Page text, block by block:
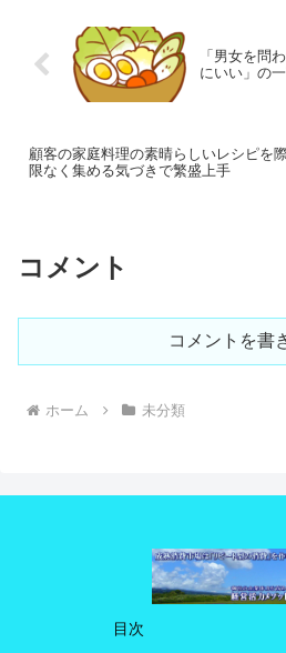
「男女を問
にいい」の
顧客の家庭料理の素晴らしいレシピを
限なく集める気づきで繁盛上手
コメント
コメントを書
ホーム 未分類
目次